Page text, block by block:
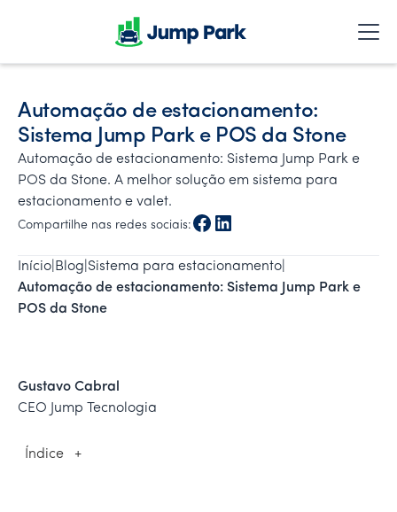
Automação de estacionamento:
Sistema Jump Park e POS da Stone
Automação de estacionamento: Sistema Jump Park e
POS da Stone. A melhor solução em sistema para
estacionamento e valet.
Compartilhe nas redes sociais:
Início Blog Sistema para estacionamento
Automação de estacionamento: Sistema Jump Park e
POS da Stone
Gustavo Cabral
CEO Jump Tecnologia
Índice +